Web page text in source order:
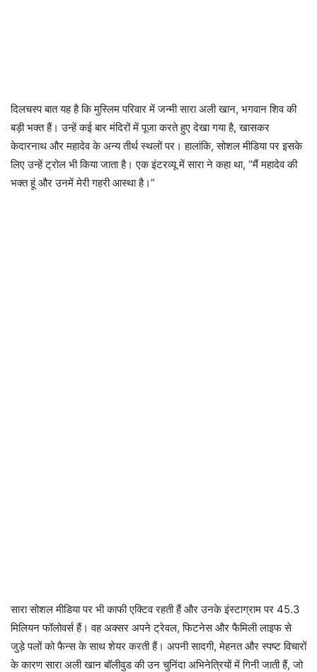
दिलचस्प बात यह है कि मुस्लिम परिवार में जन्मी सारा अली खान, भगवान शिव की
बड़ी भक्त हैं। उन्हें कई बार मंदिरों में पूजा करते हुए देखा गया है, खासकर
केदारनाथ और महादेव के अन्य तीर्थ स्थलों पर। हालांकि, सोशल मीडिया पर इसके
लिए उन्हें ट्रोल भी किया जाता है। एक इंटरव्यू में सारा ने कहा था, “मैं महादेव की
भक्त हूं और उनमें मेरी गहरी आस्था है।”
सारा सोशल मीडिया पर भी काफी एक्टिव रहती हैं और उनके इंस्टाग्राम पर 45.3
मिलियन फॉलोवर्स हैं। वह अक्सर अपने ट्रेवल, फिटनेस और फैमिली लाइफ से
जुड़े पलों को फैन्स के साथ शेयर करती हैं। अपनी सादगी, मेहनत और स्पष्ट विचारों
के कारण सारा अली खान बॉलीवुड की उन चुनिंदा अभिनेत्रियों में गिनी जाती हैं, जो